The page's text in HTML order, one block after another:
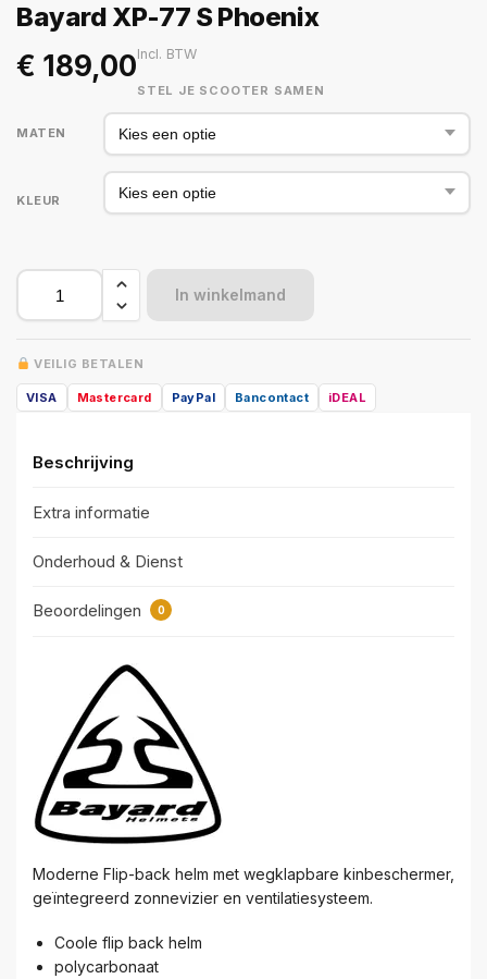
Bayard XP-77 S Phoenix
€ 189,00Incl. BTW
STEL JE SCOOTER SAMEN
MATEN
KLEUR
In winkelmand
VEILIG BETALEN
VISA Mastercard PayPal Bancontact iDEAL
Beschrijving
Extra informatie
Onderhoud & Dienst
Beoordelingen 0
Moderne Flip-back helm met wegklapbare kinbeschermer,
geïntegreerd zonnevizier en ventilatiesysteem.
Coole flip back helm
polycarbonaat